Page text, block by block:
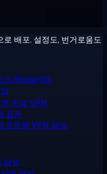
배포. 설정도, 번거로움도
의 RouterOS
커널 VPN
표준
로토콜 VPN 패널
패널